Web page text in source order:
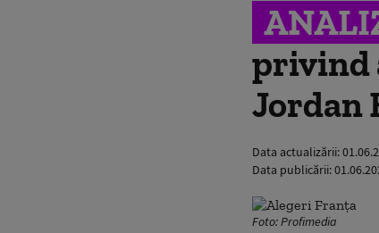
privind
Jordan
Data actualizării:
Data publicării:
Foto: Profimedia